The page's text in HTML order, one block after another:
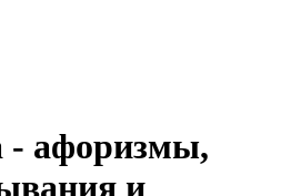
- афоризмы,
и